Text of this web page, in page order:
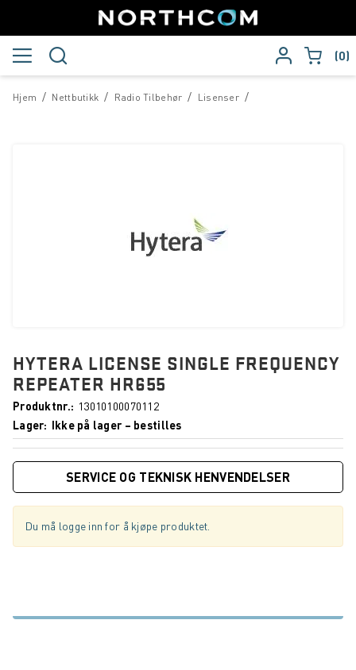
0
/
Hjem /
Nettbutikk /
Radio Tilbehør /
Lisenser
HYTERA LICENSE SINGLE FREQUENCY
REPEATER HR655
Produktnr.
13010100070112
Lager
Ikke på lager – bestilles
SERVICE OG TEKNISK HENVENDELSER
Du må logge inn for å kjøpe produktet.